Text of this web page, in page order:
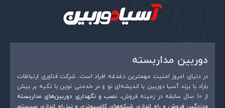
نشانی ایمیل شما منتشر نخواهد شد. بخش‌های موردنیاز علامت‌گذاری
دیدگاه شما *
دوربین مداربسته
در دنیای امروز امنیت مهمترین دغدغه افراد است. شرکت فناوری ارتباطات
باراد با برند آسیا دوربین با اندیشه‌ای نو و در خدمتی نوین با تکیه بر بیش
از 10 سال سابقه در زمینه فروش،
نصب و نگهداری دوربین‌های مداربسته